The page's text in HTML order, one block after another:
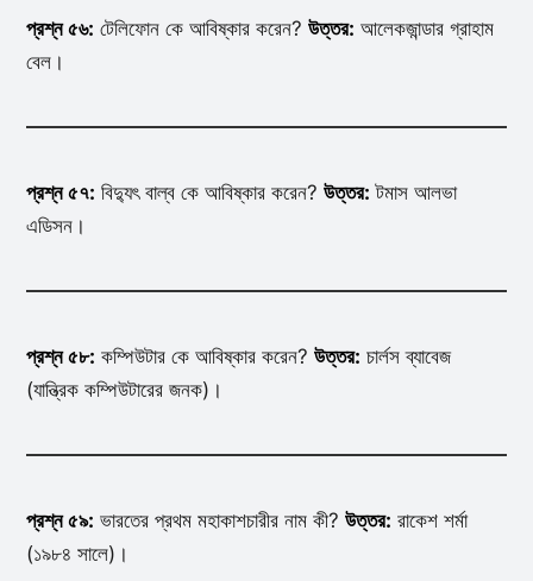
প্রশ্ন ৫৬: টেলিফোন কে আবিষ্কার করেন? উত্তর: আলেকজান্ডার গ্রাহাম
বেল।
প্রশ্ন ৫৭: বিদ্যুৎ বাল্ব কে আবিষ্কার করেন? উত্তর: টমাস আলভা
এডিসন।
প্রশ্ন ৫৮: কম্পিউটার কে আবিষ্কার করেন? উত্তর: চার্লস ব্যাবেজ
(যান্ত্রিক কম্পিউটারের জনক)।
প্রশ্ন ৫৯: ভারতের প্রথম মহাকাশচারীর নাম কী? উত্তর: রাকেশ শর্মা
(১৯৮৪ সালে)।